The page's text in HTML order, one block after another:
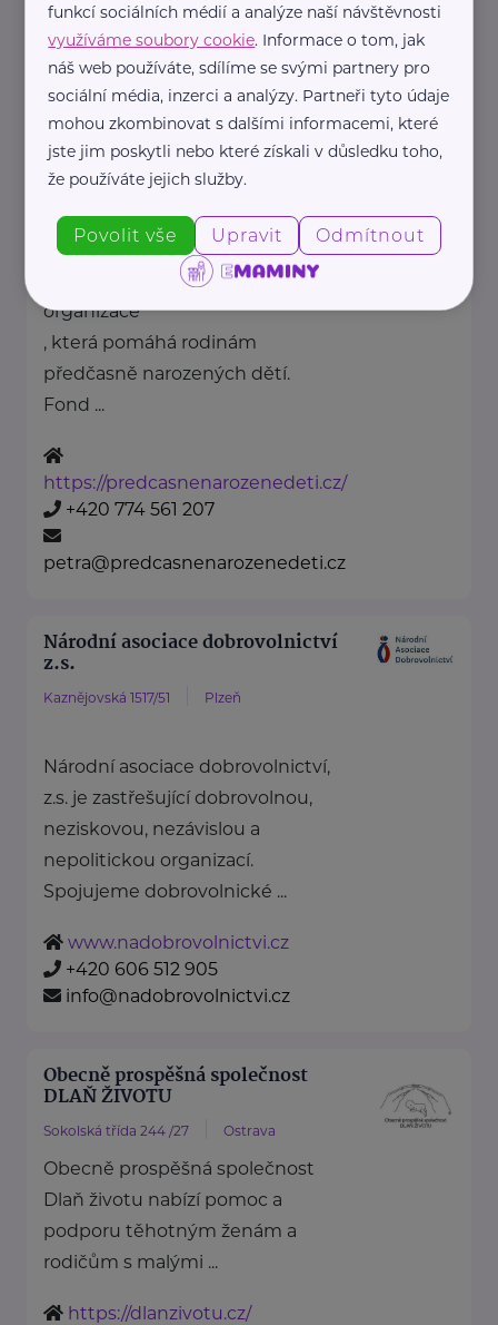
https://www.mpsv.cz/
+420 950 191 111
posta@mpsv.cz
Nadační fond pro předčasně
narozené děti
Nadační fond pro předčasně
narozené děti je nezisková
organizace
, která pomáhá rodinám
předčasně narozených dětí.
Fond ...
https://predcasnenarozenedeti.cz/
+420 774 561 207
petra@predcasnenarozenedeti.cz
Národní asociace dobrovolnictví
z.s.
Kaznějovská 1517/51 Plzeň
Národní asociace dobrovolnictví,
z.s. je zastřešující dobrovolnou,
neziskovou, nezávislou a
nepolitickou organizací.
Spojujeme dobrovolnické ...
www.nadobrovolnictvi.cz
+420 606 512 905
info@nadobrovolnictvi.cz
Obecně prospěšná společnost
DLAŇ ŽIVOTU
Sokolská třída 244 /27 Ostrava
Obecně prospěšná společnost
Dlaň životu nabízí pomoc a
podporu těhotným ženám a
rodičům s malými ...
https://dlanzivotu.cz/
funkcí sociálních médií a analýze naší návštěvnosti
využíváme soubory cookie. Informace o tom, jak
náš web používáte, sdílíme se svými partnery pro
sociální média, inzerci a analýzy. Partneři tyto údaje
mohou zkombinovat s dalšími informacemi, které
jste jim poskytli nebo které získali v důsledku toho,
že používáte jejich služby.
Povolit vše Upravit Odmítnout